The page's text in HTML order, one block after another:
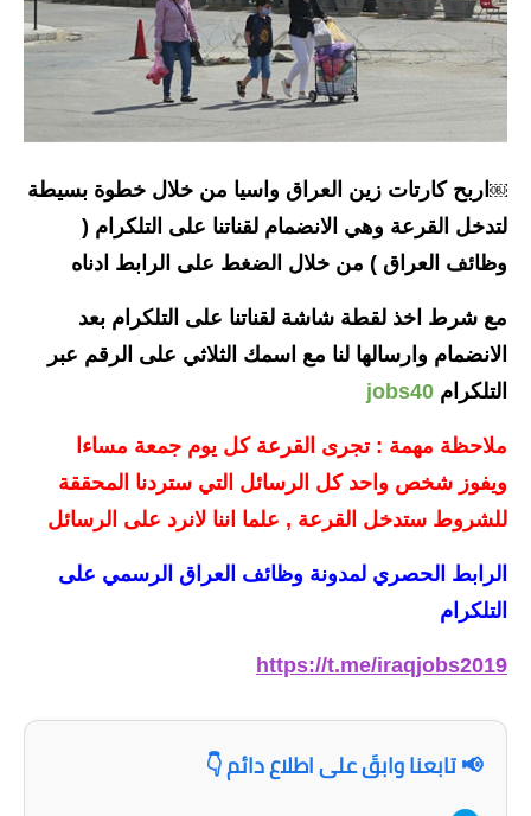
المرحلة الابتدائية
المرحلة المتوسطة
المرحلة الاعدادية
اسئلة وزارية
المرحلة الابتدائية
المرحلة المتوسطة
المرحلة الاعدادية
المرحلة الابتدائية
المرحلة المتوسطة
المرحلة الاعدادية
المرحلة المتوسطة
￼ اربح كارتات زين العراق واسيا من خلال خطوة بسيطة
لتدخل القرعة وهي الانضمام لقناتنا على التلكرام (
وظائف العراق ) من خلال الضغط على الرابط ادناه
مع شرط اخذ لقطة شاشة لقناتنا على التلكرام بعد
الانضمام وارسالها لنا مع اسمك الثلاثي على الرقم عبر
التلكرام jobs40
ملاحظة مهمة : تجرى القرعة كل يوم جمعة مساءا
ويفوز شخص واحد كل الرسائل التي ستردنا المحققة
للشروط ستدخل القرعة , علما اننا لانرد على الرسائل
الرابط الحصري لمدونة وظائف العراق الرسمي على
التلكرام
https://t.me/iraqjobs2019
📢 تابعنا وابقَ على اطلاع دائم 👇